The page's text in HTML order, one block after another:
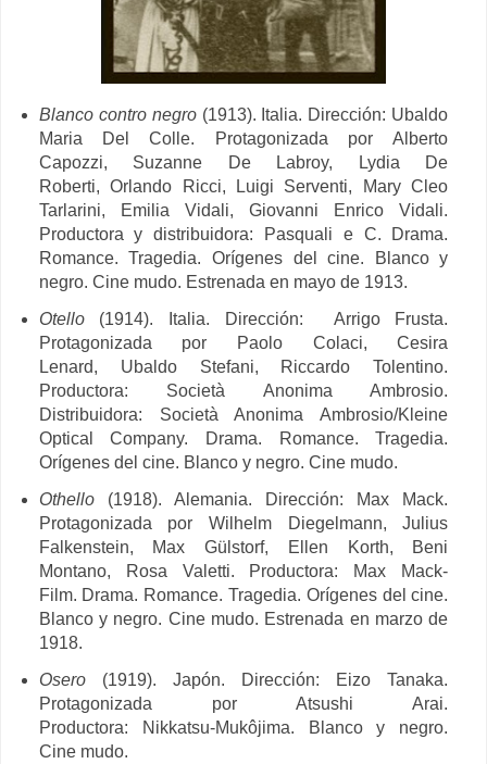
Blanco contro negro (1913). Italia. Dirección: Ubaldo
Maria Del Colle. Protagonizada porAlberto
Capozzi, Suzanne De Labroy,
Lydia De
Roberti,Orlando Ricci, Luigi Serventi,
Mary Cleo
Tarlarini,
Emilia Vidali,Giovanni Enrico Vidali.
Productora y distribuidora:
Pasquali e C. Drama.
Romance. Tragedia. Orígenes del cine. Blanco y
negro. Cine mudo. Estrenada en mayo de 1913.
Otello(1914). Italia. Dirección: Arrigo Frusta.
Protagonizada por
Paolo Colaci,Cesira
Lenard, Ubaldo Stefani, Riccardo Tolentino.
Productora: Società Anonima Ambrosio.
Distribuidora: Società Anonima Ambrosio/Kleine
Optical Company.
Drama. Romance. Tragedia.
Orígenes del cine. Blanco y negro. Cine mudo.
Othello(1918). Alemania. Dirección: Max Mack.
Protagonizada por Wilhelm Diegelmann,Julius
Falkenstein, Max Gülstorf, Ellen Korth, Beni
Montano,
Rosa Valetti. Productora: Max Mack-
Film. Drama. Romance. Tragedia. Orígenes del cine.
Blanco y negro. Cine mudo. Estrenada en marzo de
1918.
Osero(1919). Japón. Dirección:
Eizo Tanaka.
Protagonizada porAtsushi Arai.
Productora: Nikkatsu-Mukôjima. Blanco y negro.
Cine mudo.